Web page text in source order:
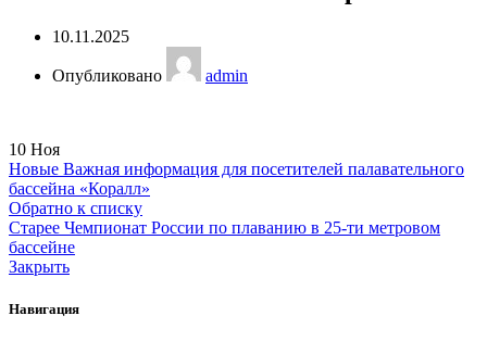
10.11.2025
Опубликовано admin
10 Ноя
Новые Важная информация для посетителей палавательного
бассейна «Коралл»
Обратно к списку
Старее Чемпионат России по плаванию в 25-ти метровом
бассейне
Закрыть
Навигация